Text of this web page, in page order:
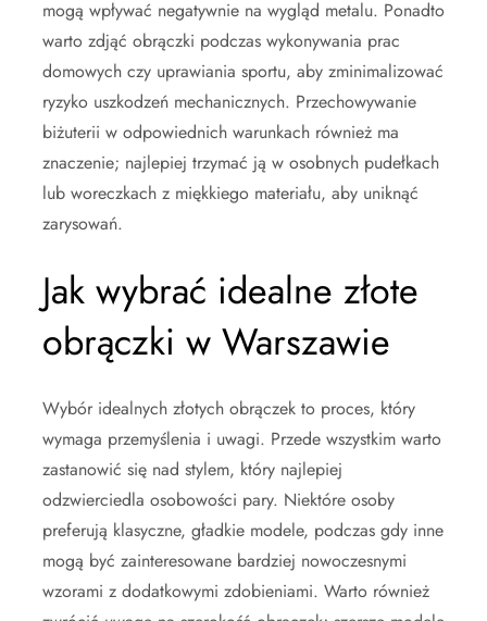
mogą wpływać negatywnie na wygląd metalu. Ponadto
warto zdjąć obrączki podczas wykonywania prac
domowych czy uprawiania sportu, aby zminimalizować
ryzyko uszkodzeń mechanicznych. Przechowywanie
biżuterii w odpowiednich warunkach również ma
znaczenie; najlepiej trzymać ją w osobnych pudełkach
lub woreczkach z miękkiego materiału, aby uniknąć
zarysowań.
Jak wybrać idealne złote
obrączki w Warszawie
Wybór idealnych złotych obrączek to proces, który
wymaga przemyślenia i uwagi. Przede wszystkim warto
zastanowić się nad stylem, który najlepiej
odzwierciedla osobowości pary. Niektóre osoby
preferują klasyczne, gładkie modele, podczas gdy inne
mogą być zainteresowane bardziej nowoczesnymi
wzorami z dodatkowymi zdobieniami. Warto również